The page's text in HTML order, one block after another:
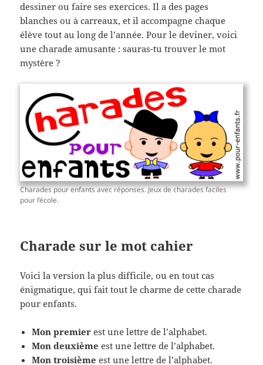
dessiner ou faire ses exercices. Il a des pages
blanches ou à carreaux, et il accompagne chaque
élève tout au long de l’année. Pour le deviner, voici
une charade amusante : sauras-tu trouver le mot
mystère ?
Charades pour enfants avec réponses. Jeux de charades faciles
pour l’école.
Charade sur le mot cahier
Voici la version la plus difficile, ou en tout cas
énigmatique, qui fait tout le charme de cette charade
pour enfants.
Mon premier est une lettre de l’alphabet.
Mon deuxième est une lettre de l’alphabet.
Mon troisième est une lettre de l’alphabet.